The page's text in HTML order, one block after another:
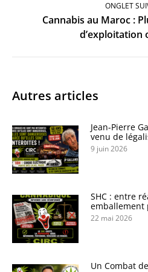
ONGLET
Cannabis au Maroc :
d’exploitation
Autres articles
Jean-Pierre
venu de
9 juin 2026
SHC : entre
22 mai 2026
Un Combat